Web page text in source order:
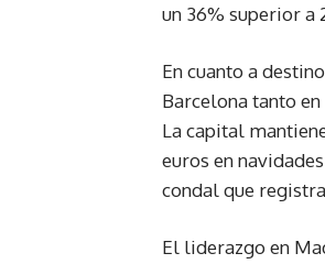
un 36% superior a
En cuanto a
Barcelona tanto
La capital
euros en
condal que
El liderazgo en